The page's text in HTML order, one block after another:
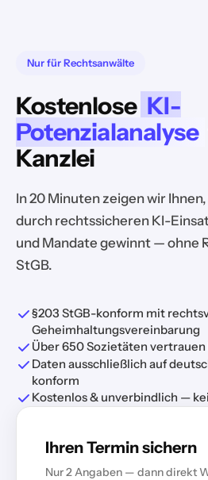
Nur für Rechtsanwälte
Kostenlose KI-
Potenzialanalyse
Kanzlei
In 20 Minuten zeigen wir
durch rechtssicheren KI-
und Mandate gewinnt — ohne
StGB.
§203 StGB-konform mit
Geheimhaltungsvereinbarung
Über 650 Sozietäten
Daten ausschließlich auf
konform
Kostenlos & unverbindlich —
Ihren Termin sichern
Nur 2 Angaben — dann direkt